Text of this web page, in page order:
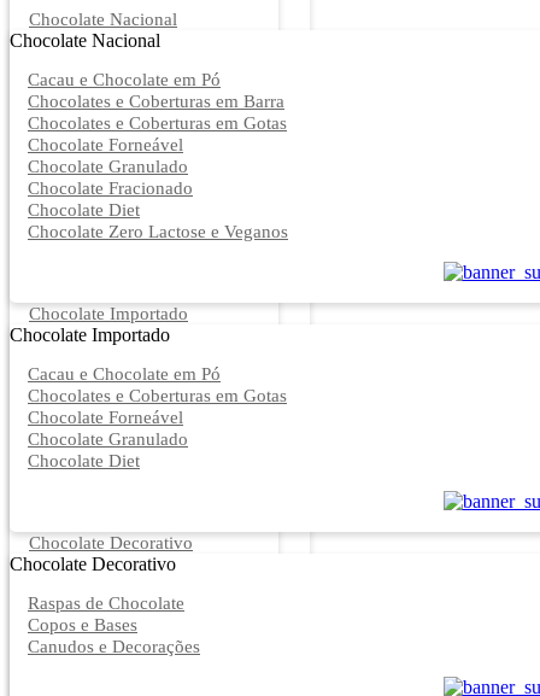
Chocolate Nacional
Chocolate Nacional
Cacau e Chocolate em Pó
Chocolates e Coberturas em Barra
Chocolates e Coberturas em Gotas
Chocolate Forneável
Chocolate Granulado
Chocolate Fracionado
Chocolate Diet
Chocolate Zero Lactose e Veganos
Chocolate Importado
Chocolate Importado
Cacau e Chocolate em Pó
Chocolates e Coberturas em Gotas
Chocolate Forneável
Chocolate Granulado
Chocolate Diet
Chocolate Decorativo
Chocolate Decorativo
Raspas de Chocolate
Copos e Bases
Canudos e Decorações